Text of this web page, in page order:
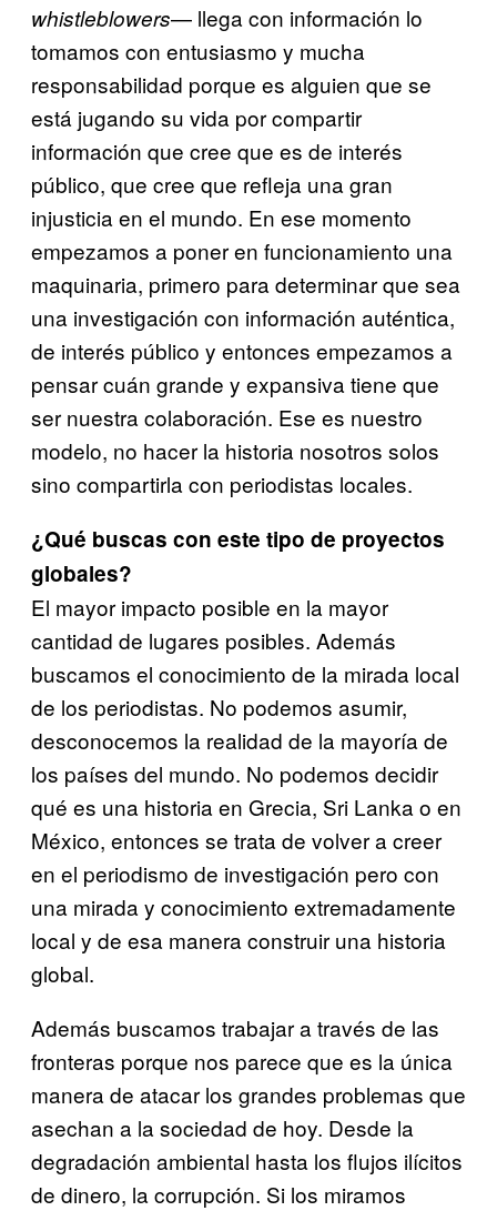
whistleblowers— llega con información lo
tomamos con entusiasmo y mucha
responsabilidad porque es alguien que se
está jugando su vida por compartir
información que cree que es de interés
público, que cree que refleja una gran
injusticia en el mundo. En ese momento
empezamos a poner en funcionamiento una
maquinaria, primero para determinar que sea
una investigación con información auténtica,
de interés público y entonces empezamos a
pensar cuán grande y expansiva tiene que
ser nuestra colaboración. Ese es nuestro
modelo, no hacer la historia nosotros solos
sino compartirla con periodistas locales.
¿Qué buscas con este tipo de proyectos
globales?
El mayor impacto posible en la mayor
cantidad de lugares posibles. Además
buscamos el conocimiento de la mirada local
de los periodistas. No podemos asumir,
desconocemos la realidad de la mayoría de
los países del mundo. No podemos decidir
qué es una historia en Grecia, Sri Lanka o en
México, entonces se trata de volver a creer
en el periodismo de investigación pero con
una mirada y conocimiento extremadamente
local y de esa manera construir una historia
global.
Además buscamos trabajar a través de las
fronteras porque nos parece que es la única
manera de atacar los grandes problemas que
asechan a la sociedad de hoy. Desde la
degradación ambiental hasta los flujos ilícitos
de dinero, la corrupción. Si los miramos